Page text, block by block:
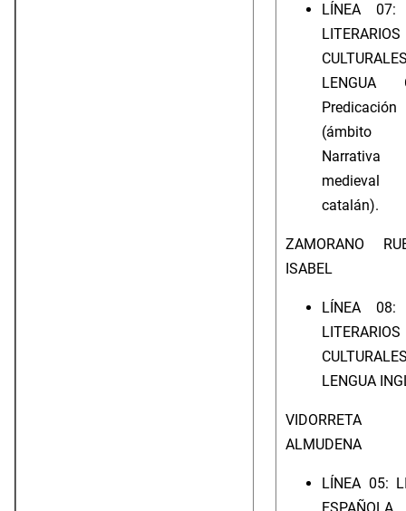
LÍNEA 07:
LENGUA
(ámbito
catalán).
ZAMORANO
ISABEL
LÍNEA 08:
LENGUA
VIDORRETA
ALMUDENA
LÍNEA 05: